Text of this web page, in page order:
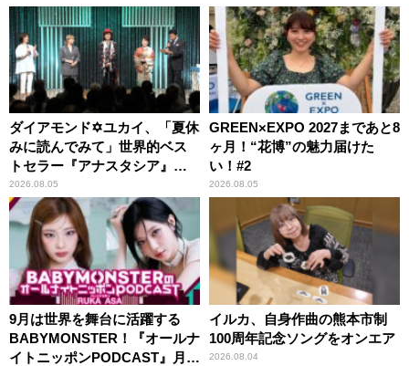
ダイアモンド✡ユカイ、「夏休
みに読んでみて」世界的ベス
トセラー『アナスタシア』を
紹介
2026.08.05
GREEN×EXPO 2027まであと8
ヶ月！“花博”の魅力届けた
い！#2
2026.08.05
9月は世界を舞台に活躍する
BABYMONSTER！『オールナ
イトニッポンPODCAST』月替
イルカ、自身作曲の熊本市制
100周年記念ソングをオンエア
2026.08.04